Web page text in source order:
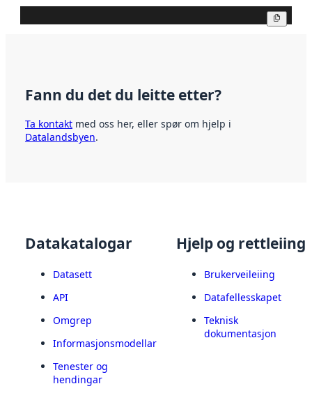
Fann du det du leitte etter?
Ta kontakt med oss her, eller spør om hjelp i
Datalandsbyen.
Datakatalogar
Datasett
API
Omgrep
Informasjonsmodellar
Tenester og
hendingar
Hjelp og rettleiing
Brukerveileiing
Datafellesskapet
Teknisk
dokumentasjon